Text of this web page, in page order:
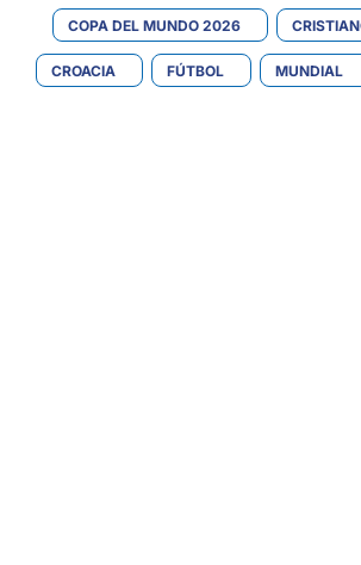
COPA DEL MUNDO 2026
CROACIA FÚTBOL MUNDIAL